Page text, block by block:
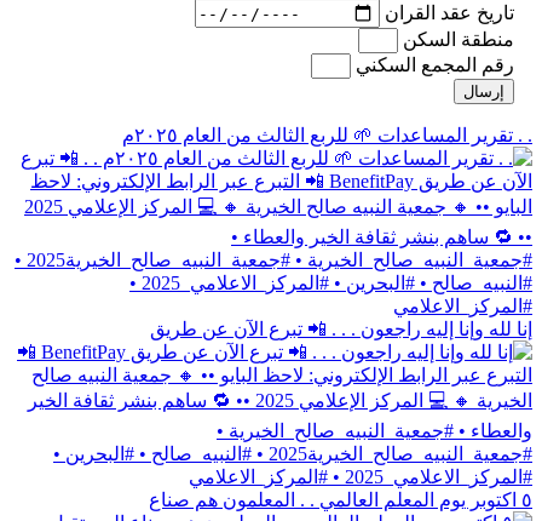
تاريخ عقد القران
منطقة السكن
رقم المجمع السكني
إرسال
. . تقرير المساعدات 🌱 للربع الثالث من العام ٢٠٢٥م
إنا لله وإنا إليه راجعون . . . 📲 تبرع الآن عن طريق
٥ اكتوبر يوم المعلم العالمي . . المعلمون هم صناع